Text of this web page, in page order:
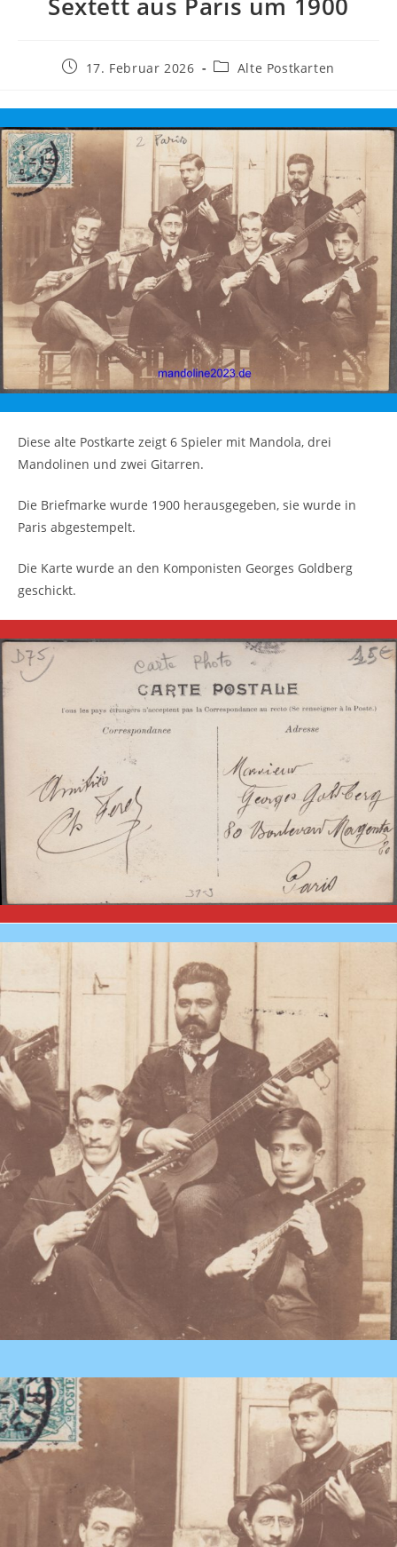
Beitrag17. Februar 2026
Beitrags-
Alte Postkarten
Diese alte Postkarte zeigt 6 Spieler mit Mandola, drei
Mandolinen und zwei Gitarren.
Die Briefmarke wurde 1900 herausgegeben, sie wurde in
Paris abgestempelt.
Die Karte wurde an den Komponisten Georges Goldberg
geschickt.